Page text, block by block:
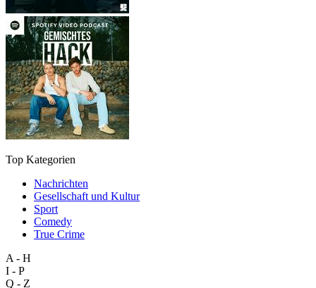
Top Kategorien
Nachrichten
Gesellschaft und Kultur
Sport
Comedy
True Crime
A - H
I - P
Q - Z